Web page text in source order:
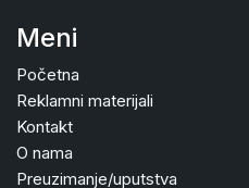
Meni
Početna
Reklamni materijali
Kontakt
O nama
Preuzimanje/uputstva